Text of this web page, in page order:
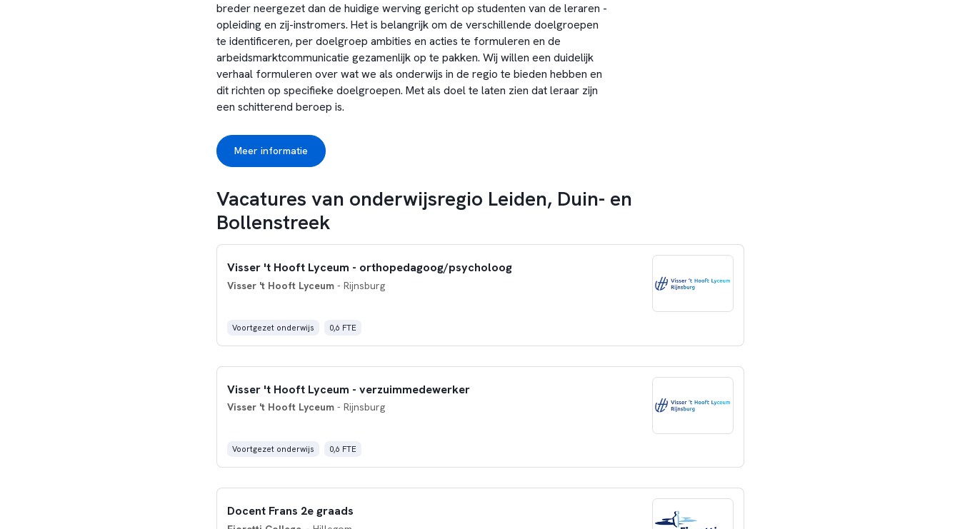
breder neergezet dan de huidige werving gericht op studenten van de leraren -
opleiding en zij-instromers. Het is belangrijk om de verschillende doelgroepen
te identificeren, per doelgroep ambities en acties te formuleren en de
arbeidsmarktcommunicatie gezamenlijk op te pakken. Wij willen een duidelijk
verhaal formuleren over wat we als onderwijs in de regio te bieden hebben en
dit richten op specifieke doelgroepen. Met als doel te laten zien dat leraar zijn
een schitterend beroep is.
Meer informatie
Vacatures van onderwijsregio Leiden, Duin- en
Bollenstreek
Visser 't Hooft Lyceum - orthopedagoog/psycholoog
Visser 't Hooft Lyceum- Rijnsburg
Voortgezet onderwijs 0,6 FTE
Visser 't Hooft Lyceum - verzuimmedewerker
Visser 't Hooft Lyceum- Rijnsburg
Voortgezet onderwijs 0,6 FTE
Docent Frans 2e graads